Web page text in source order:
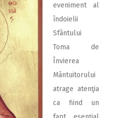
eveniment al
îndoielii
Sfântului
Toma de
Învierea
Mântuitorului
atrage atenţia
ca fiind un